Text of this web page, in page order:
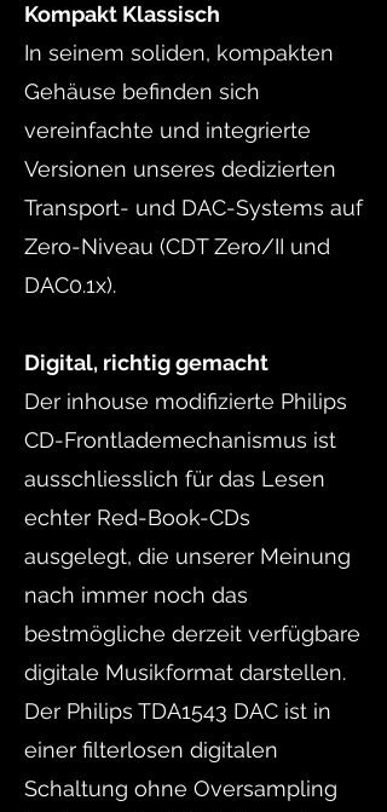
Kompakt Klassisch
In seinem soliden, kompakten
Gehäuse befinden sich
vereinfachte und integrierte
Versionen unseres dedizierten
Transport- und DAC-Systems auf
Zero-Niveau (CDT Zero/II und
DAC0.1x).
Digital, richtig gemacht
Der inhouse modifizierte Philips
CD-Frontlademechanismus ist
ausschliesslich für das Lesen
echter Red-Book-CDs
ausgelegt, die unserer Meinung
nach immer noch das
bestmögliche derzeit verfügbare
digitale Musikformat darstellen.
Der Philips TDA1543 DAC ist in
einer filterlosen digitalen
Schaltung ohne Oversampling